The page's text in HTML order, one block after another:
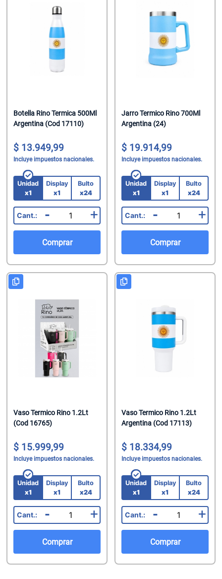
Botella Rino Termica 500Ml
Argentina (Cod 17110)
13.949,99
Incluye impuestos nacionales.
Unidad
x1
Display
x1
Bulto
x24
- +
Comprar
Jarro Termico Rino 700Ml
Argentina (24)
19.914,99
Incluye impuestos nacionales.
Unidad
x1
Display
x1
Bulto
x24
- +
Comprar
Vaso Termico Rino 1.2Lt
(Cod 16765)
15.999,99
Incluye impuestos nacionales.
Unidad
x1
Display
x1
Bulto
x24
- +
Comprar
Vaso Termico Rino 1.2Lt
Argentina (Cod 17113)
18.334,99
Incluye impuestos nacionales.
Unidad
x1
Display
x1
Bulto
x24
- +
Comprar